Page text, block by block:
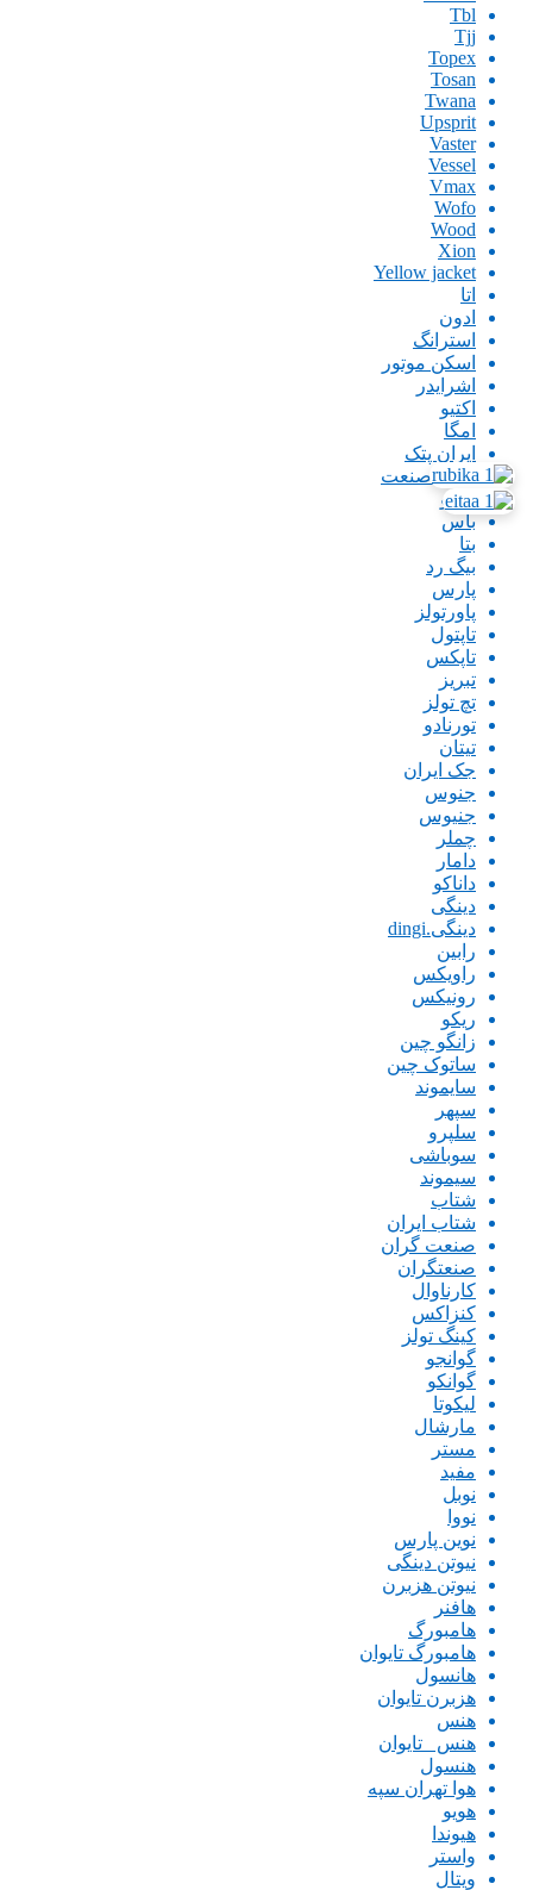
Tbl
Tjj
Topex
Tosan
Twana
Upsprit
Vaster
Vessel
Vmax
Wofo
Wood
Xion
Yellow jacket
اتا
ادون
استرانگ
اسکن موتور
اشرایدر
اکتیو
امگا
ایران پتک
ایران صنعت
اینگو
باس
بتا
بیگ رد
پارس
پاورتولز
تاپتول
تاپکس
تبریز
تچ تولز
تورنادو
تیتان
جک ایران
جنوس
جنیوس
چملر
دامار
داناکو
دینگی
دینگی.dingi
رابین
راویکس
رونیکس
ریکو
زانگو چین
ساتوک چین
سایموند
سپهر
سلپرو
سوباشی
سیموند
شتاب
شتاب ایران
صنعت گران
صنعتگران
کارناوال
کنزاکس
کینگ تولز
گوانجو
گوانکو
لیکوتا
مارشال
مستر
مفید
نوبل
نووا
نوین پارس
نیوتن دینگی
نیوتن هزبرن
هافنر
هامبورگ
هامبورگ تایوان
هانسول
هزبرن تایوان
هنس
هنس _تایوان
هنسول
هوا تهران سپه
هویو
هیوندا
واستر
ویتال